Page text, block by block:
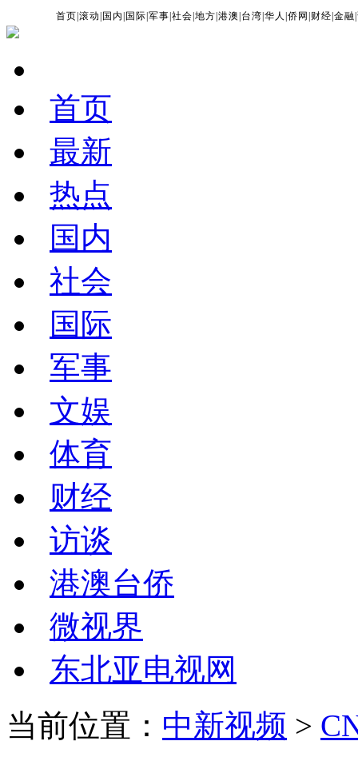
首页 |滚动 国内 国际 |军事 |社会 |地方 |港澳 台湾 |华人 |侨网 财经 |金融 |
首页
最新
热点
国内
社会
国际
军事
文娱
体育
财经
访谈
港澳台侨
微视界
东北亚电视网
当前位置： 中新视频 >